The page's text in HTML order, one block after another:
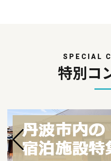
SPECIAL
特別コ